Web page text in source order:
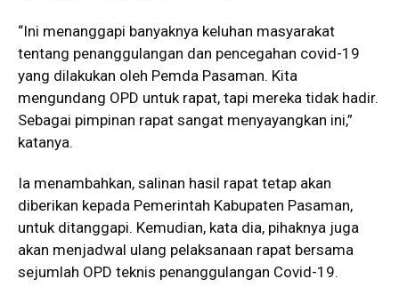
“Ini menanggapi banyaknya keluhan masyarakat
tentang penanggulangan dan pencegahan covid-19
yang dilakukan oleh Pemda Pasaman. Kita
mengundang OPD untuk rapat, tapi mereka tidak hadir.
Sebagai pimpinan rapat sangat menyayangkan ini,”
katanya.
Ia menambahkan, salinan hasil rapat tetap akan
diberikan kepada Pemerintah Kabupaten Pasaman,
untuk ditanggapi. Kemudian, kata dia, pihaknya juga
akan menjadwal ulang pelaksanaan rapat bersama
sejumlah OPD teknis penanggulangan Covid-19.